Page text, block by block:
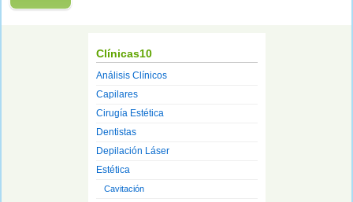
Clínicas10
Análisis Clínicos
Capilares
Cirugía Estética
Dentistas
Depilación Láser
Estética
Cavitación